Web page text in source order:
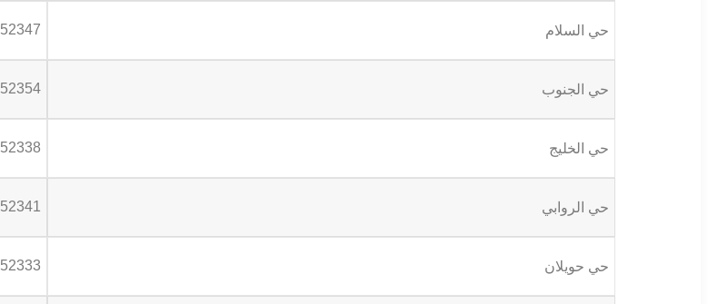
حي السلام 52347
حي الجنوب 52354
حي الخليج 52338
حي الروابي 52341
حي حويلان 52333